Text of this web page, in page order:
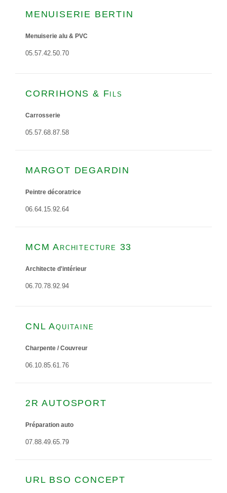
MENUISERIE BERTIN
Menuiserie alu & PVC
05.57.42.50.70
CORRIHONS & Fils
Carrosserie
05.57.68.87.58
MARGOT DEGARDIN
Peintre décoratrice
06.64.15.92.64
MCM Architecture 33
Architecte d'intérieur
06.70.78.92.94
CNL Aquitaine
Charpente / Couvreur
06.10.85.61.76
2R AUTOSPORT
Préparation auto
07.88.49.65.79
URL BSO CONCEPT